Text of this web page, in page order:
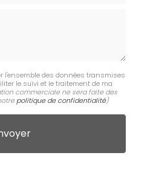
l'ensemble des données transmises
le suivi et le traitement de ma
commerciale ne sera faite des
politique de confidentialité)